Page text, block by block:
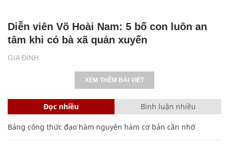
GIA ĐÌNH
Diễn viên Võ Hoài Nam: 5 bố con luôn an
tâm khi có bà xã quán xuyến
XEM THÊM BÀI VIẾT
Đọc nhiều Bình luận nhiều
Bảng công thức đạo hàm nguyên hàm cơ bản cần nhớ